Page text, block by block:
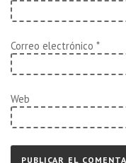
Correo electrónico *
Web